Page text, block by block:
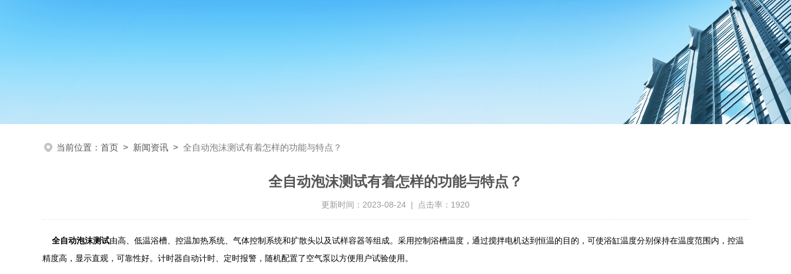
当前位置： 首页 > 新闻资讯 > 全自动泡沫测试有着怎样的功能与特点？
全自动泡沫测试有着怎样的功能与特点？
更新时间：2023-08-24 | 点击率：1920
全自动泡沫测试由高、低温浴槽、控温加热系统、气体控制系统和扩散头以及试样容器等组成。采用控制浴槽温度，通过搅拌电机达到恒温的目的，可使浴缸温度分别保持在温度范围内，控温
精度高，显示直观，可靠性好。计时器自动计时、定时报警，随机配置了空气泵以方便用户试验使用。